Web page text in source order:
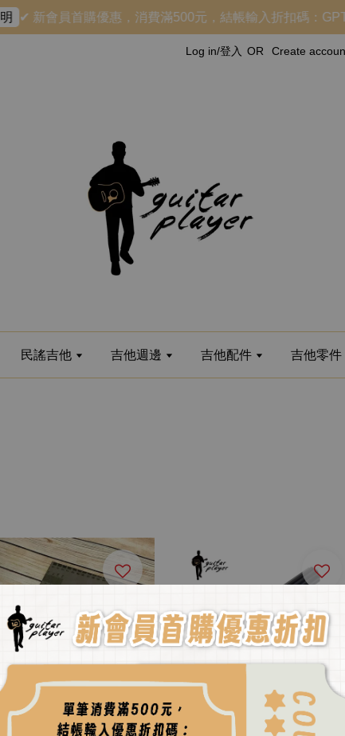
✔ 新會員首購優惠，消費滿500元，結帳輸入折扣碼：
Log in/登入 OR Create
民謠吉他 吉他週邊 吉他配件 吉他零件
Player 吉他弦距金屬測
Guitar Player 民謠吉他捲弦